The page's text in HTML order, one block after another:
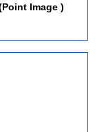
Image )